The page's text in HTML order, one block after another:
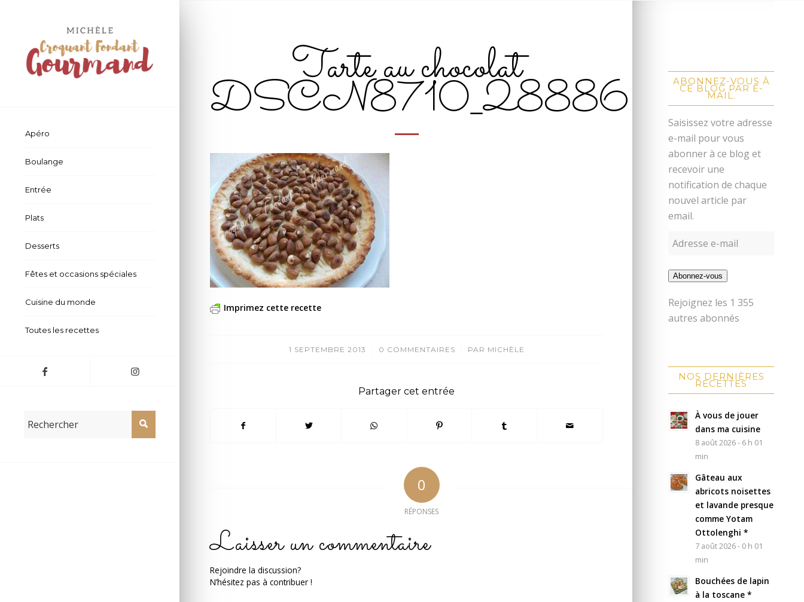
Apéro
Boulange
Entrée
Plats
Desserts
Fêtes et occasions spéciales
Cuisine du monde
Toutes les recettes
Tarte au chocolat
DSCN8710_28886
Imprimez cette recette
1 SEPTEMBRE 2013
/ 0 COMMENTAIRES
/ PAR MICHÈLE
Partager cet entrée
0
RÉPONSES
Laisser un commentaire
Rejoindre la discussion?
N’hésitez pas à contribuer !
ABONNEZ-VOUS À
CE BLOG PAR E-
MAIL.
Saisissez votre adresse
e-mail pour vous
abonner à ce blog et
recevoir une
notification de chaque
nouvel article par
email.
Abonnez-vous
Rejoignez les 1 355
autres abonnés
NOS DERNIÈRES
RECETTES
À vous de jouer
dans ma cuisine
8 août 2026 - 6 h 01
min
Gâteau aux
abricots noisettes
et lavande presque
comme Yotam
Ottolenghi *
7 août 2026 - 0 h 01
min
Bouchées de lapin
à la toscane *